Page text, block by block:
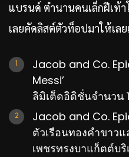
แบรนด์ ตำนานคนเล็กฝีเท้
เลยคัดลิสต์ตัวท็อปมาให้เล
Jacob and Co.
Messi’
ลิมิเต็ดอิดิชั่นจำนวน
Jacob and Co.
ตัวเรือนทองคำขาว
เพชรทรงบาแก็ตต์บ